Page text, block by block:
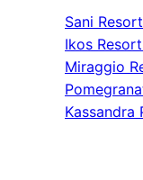
Sani Resort
Ikos
Miraggio
Kassandra